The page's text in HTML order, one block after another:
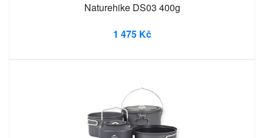
Naturehike DS03 400g
1 475 Kč